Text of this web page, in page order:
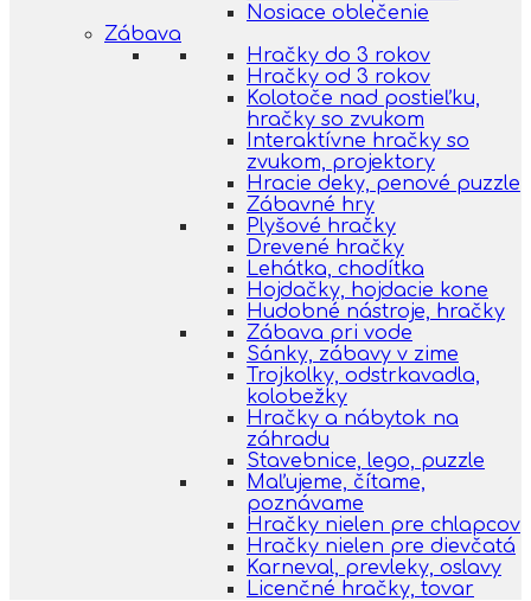
Nosiace oblečenie
Zábava
Hračky do 3 rokov
Hračky od 3 rokov
Kolotoče nad postieľku,
hračky so zvukom
Interaktívne hračky so
zvukom, projektory
Hracie deky, penové puzzle
Zábavné hry
Plyšové hračky
Drevené hračky
Lehátka, chodítka
Hojdačky, hojdacie kone
Hudobné nástroje, hračky
Zábava pri vode
Sánky, zábavy v zime
Trojkolky, odstrkavadla,
kolobežky
Hračky a nábytok na
záhradu
Stavebnice, lego, puzzle
Maľujeme, čítame,
poznávame
Hračky nielen pre chlapcov
Hračky nielen pre dievčatá
Karneval, prevleky, oslavy
Licenčné hračky, tovar